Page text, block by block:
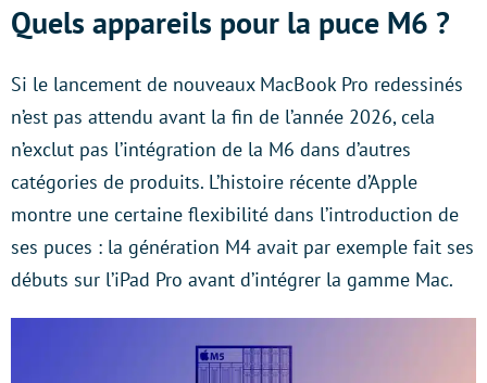
Quels appareils pour la puce M6 ?
Si le lancement de nouveaux MacBook Pro redessinés
n’est pas attendu avant la fin de l’année 2026, cela
n’exclut pas l’intégration de la M6 dans d’autres
catégories de produits. L’histoire récente d’Apple
montre une certaine flexibilité dans l’introduction de
ses puces : la génération M4 avait par exemple fait ses
débuts sur l’iPad Pro avant d’intégrer la gamme Mac.